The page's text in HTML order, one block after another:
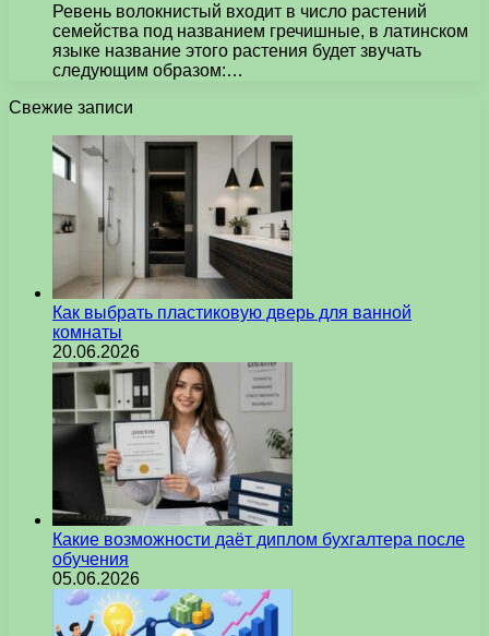
Ревень волокнистый входит в число растений
семейства под названием гречишные, в латинском
языке название этого растения будет звучать
следующим образом:…
Свежие записи
Как выбрать пластиковую дверь для ванной
комнаты
20.06.2026
Какие возможности даёт диплом бухгалтера после
обучения
05.06.2026